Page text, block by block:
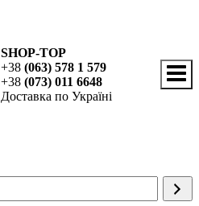
SHOP-TOP
+38 (063) 578 1 579
+38 (073) 011 6648
Доставка по Україні